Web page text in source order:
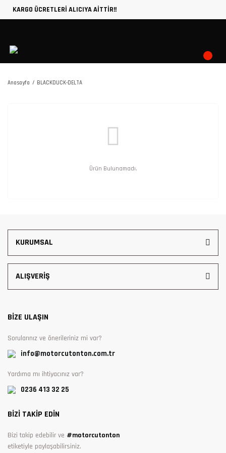
KARGO ÜCRETLERİ ALICIYA AİTTİR!!
Anasayfa BLACKDUCK-DELTA
Ürün Bulunamadı.
KURUMSAL
ALIŞVERİŞ
BİZE ULAŞIN
Sorularınız ve önerileriniz mi var?
info@motorcutonton.com.tr
Yardıma mı ihtiyacınız var?
0236 413 32 25
BİZİ TAKİP EDİN
Bizi takip edebilir ve #motorcutonton
etiketiyle paylaşabilirsiniz.